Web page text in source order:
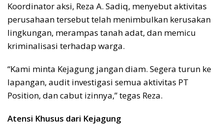
Koordinator aksi, Reza A. Sadiq, menyebut aktivitas
perusahaan tersebut telah menimbulkan kerusakan
lingkungan, merampas tanah adat, dan memicu
kriminalisasi terhadap warga.
“Kami minta Kejagung jangan diam. Segera turun ke
lapangan, audit investigasi semua aktivitas PT
Position, dan cabut izinnya,” tegas Reza.
Atensi Khusus dari Kejagung